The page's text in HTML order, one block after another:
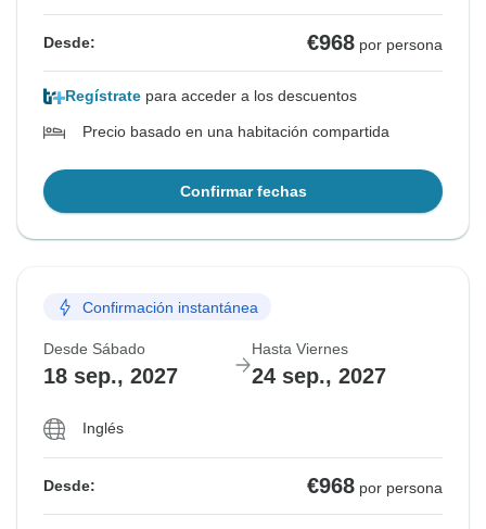
Desde: €968 por persona
Regístrate para acceder a los descuentos
Precio basado en una habitación compartida
Confirmar fechas
Confirmación instantánea
Desde Sábado
18 sep., 2027
Hasta Viernes
24 sep., 2027
Inglés
Desde: €968 por persona